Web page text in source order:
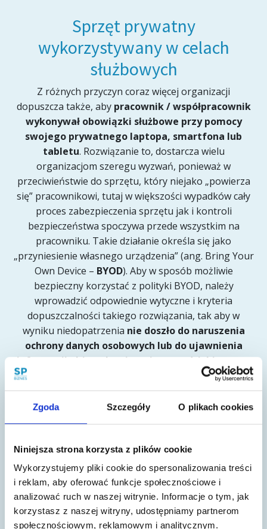
Zgoda Szczegóły O plikach cookies
Niniejsza strona korzysta z plików cookie
Wykorzystujemy pliki cookie do spersonalizowania treści
i reklam, aby oferować funkcje społecznościowe i
analizować ruch w naszej witrynie. Informacje o tym, jak
korzystasz z naszej witryny, udostępniamy partnerom
społecznościowym, reklamowym i analitycznym.
Sprzęt prywatny
wykorzystywany w celach
służbowych
Z różnych przyczyn coraz więcej organizacji
dopuszcza także, aby pracownik / współpracownik
wykonywał obowiązki służbowe przy pomocy
swojego prywatnego laptopa, smartfona lub
tabletu. Rozwiązanie to, dostarcza wielu
organizacjom szeregu wyzwań, ponieważ w
przeciwieństwie do sprzętu, który niejako „powierza
się” pracownikowi, tutaj w większości wypadków cały
proces zabezpieczenia sprzętu jak i kontroli
bezpieczeństwa spoczywa przede wszystkim na
pracowniku. Takie działanie określa się jako
„przyniesienie własnego urządzenia” (ang. Bring Your
Own Device – BYOD). Aby w sposób możliwie
bezpieczny korzystać z polityki BYOD, należy
wprowadzić odpowiednie wytyczne i kryteria
dopuszczalności takiego rozwiązania, tak aby w
wyniku niedopatrzenia nie doszło do naruszenia
ochrony danych osobowych lub do ujawnienia
informacji objętych tajemnicą przedsiębiorstwa.
Warto zwrócić uwagę na pojawiające się dodatkowe
wytyczne, choćby Poradnik bezpieczeństwa w
zakresie telepracy / pracy zdalnej i używania
prywatnych urządzeń (BYOD).
wykorzystywanych do telepracy i zdalnego dostępu,
jak również tych, które są bezpośrednio podłączane
do sieci organizacji. Poniżej wskazano kilka
przykładowych wymagań minimalnych, jakie powinien
spełnić sprzęt prywatny wykorzystywany do użytku
służbowego